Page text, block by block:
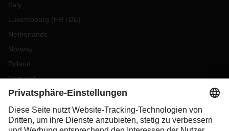
Italy
Luxembourg (FR DE)
Netherlands
Norway
Poland
Portugal
Romania
Slovakia
Spain